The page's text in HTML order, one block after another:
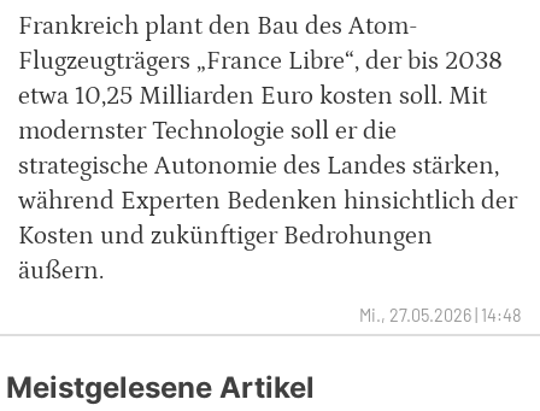
Frankreich plant den Bau des Atom-
Flugzeugträgers „France Libre“, der bis 2038
etwa 10,25 Milliarden Euro kosten soll. Mit
modernster Technologie soll er die
strategische Autonomie des Landes stärken,
während Experten Bedenken hinsichtlich der
Kosten und zukünftiger Bedrohungen
äußern.
Mi., 27.05.2026 | 14:48
Meistgelesene Artikel